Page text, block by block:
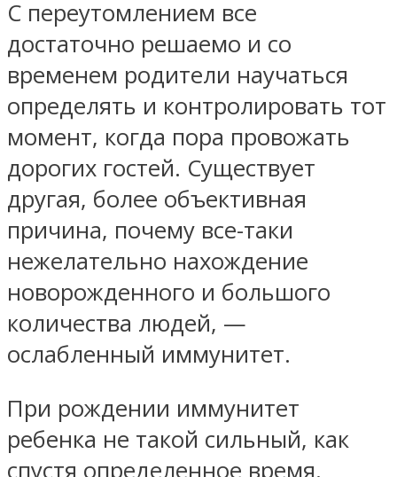
С переутомлением все
достаточно решаемо и со
временем родители научаться
определять и контролировать тот
момент, когда пора провожать
дорогих гостей. Существует
другая, более объективная
причина, почему все-таки
нежелательно нахождение
новорожденного и большого
количества людей, —
ослабленный иммунитет.
При рождении иммунитет
ребенка не такой сильный, как
спустя определенное время.